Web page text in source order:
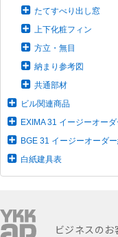
たてすべり出し窓
上下化粧フィン
方立・無目
納まり参考図
共通部材
ビル関連商品
EXIMA 31 イージーオー
BGE 31 イージーオーダ
白紙建具表
ビジネスのお